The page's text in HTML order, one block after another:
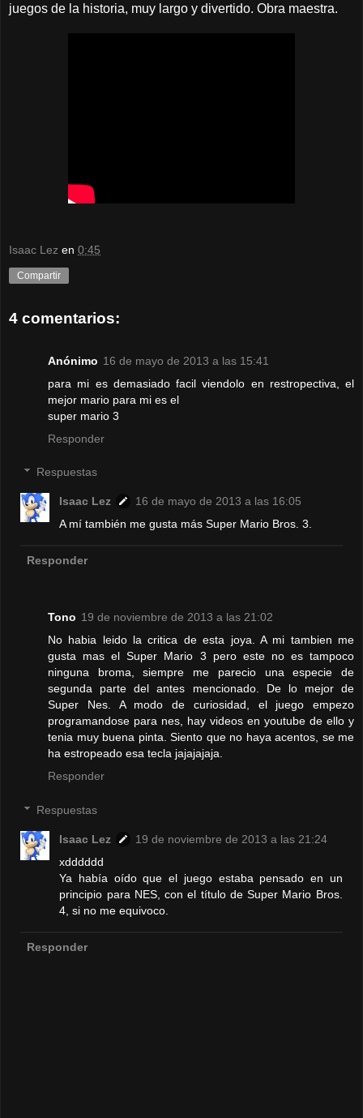
juegos de la historia, muy largo y divertido. Obra maestra.
Isaac Lez en 0:45
Compartir
4 comentarios:
Anónimo 16 de mayo de 2013 a las 15:41
para mi es demasiado facil viendolo en restropectiva, el
mejor mario para mi es el
super mario 3
Responder
Respuestas
Isaac Lez
16 de mayo de 2013 a las 16:05
A mí también me gusta más Super Mario Bros. 3.
Responder
Tono 19 de noviembre de 2013 a las 21:02
No habia leido la critica de esta joya. A mi tambien me
gusta mas el Super Mario 3 pero este no es tampoco
ninguna broma, siempre me parecio una especie de
segunda parte del antes mencionado. De lo mejor de
Super Nes. A modo de curiosidad, el juego empezo
programandose para nes, hay videos en youtube de ello y
tenia muy buena pinta. Siento que no haya acentos, se me
ha estropeado esa tecla jajajajaja.
Responder
Respuestas
Isaac Lez
19 de noviembre de 2013 a las 21:24
xdddddd
Ya había oído que el juego estaba pensado en un
principio para NES, con el título de Super Mario Bros.
4, si no me equivoco.
Responder